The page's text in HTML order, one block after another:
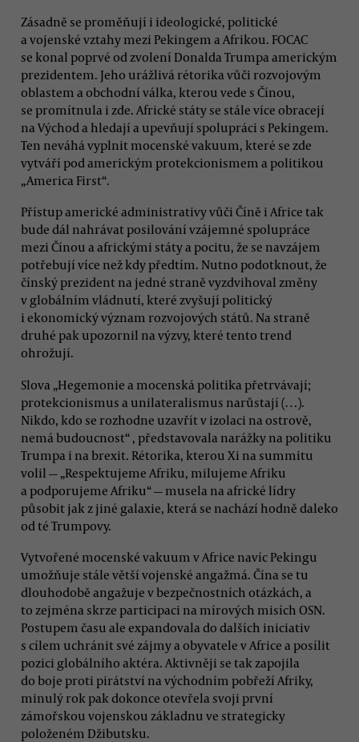
Zásadně se proměňují i ideologické, politické
a vojenské vztahy mezi Pekingem a Afrikou. FOCAC
se konal poprvé od zvolení Donalda Trumpa americkým
prezidentem. Jeho urážlivá rétorika vůči rozvojovým
oblastem a obchodní válka, kterou vede s Čínou,
se promítnula i zde. Africké státy se stále více obracejí
na Východ a hledají a upevňují spolupráci s Pekingem.
Ten neváhá vyplnit mocenské vakuum, které se zde
vytváří pod americkým protekcionismem a politikou
„America First“.
Přístup americké administrativy vůči Číně i Africe tak
bude dál nahrávat posilování vzájemné spolupráce
mezi Čínou a africkými státy a pocitu, že se navzájem
potřebují více než kdy předtím. Nutno podotknout, že
čínský prezident na jedné straně vyzdvihoval změny
v globálním vládnutí, které zvyšují politický
i ekonomický význam rozvojových států. Na straně
druhé pak upozornil na výzvy, které tento trend
ohrožují.
Slova „Hegemonie a mocenská politika přetrvávají;
protekcionismus a unilateralismus narůstají (…).
Nikdo, kdo se rozhodne uzavřít v izolaci na ostrově,
nemá budoucnost“ , představovala narážky na politiku
Trumpa i na brexit. Rétorika, kterou Xi na summitu
volil — „Respektujeme Afriku, milujeme Afriku
a podporujeme Afriku“ — musela na africké lídry
působit jak z jiné galaxie, která se nachází hodně daleko
od té Trumpovy.
Vytvořené mocenské vakuum v Africe navíc Pekingu
umožňuje stále větší vojenské angažmá. Čína se tu
dlouhodobě angažuje v bezpečnostních otázkách, a
to zejména skrze participaci na mírových misích OSN.
Postupem času ale expandovala do dalších iniciativ
s cílem uchránit své zájmy a obyvatele v Africe a posílit
pozici globálního aktéra. Aktivněji se tak zapojila
do boje proti pirátství na východním pobřeží Afriky,
minulý rok pak dokonce otevřela svoji první
zámořskou vojenskou základnu ve strategicky
položeném Džibutsku.